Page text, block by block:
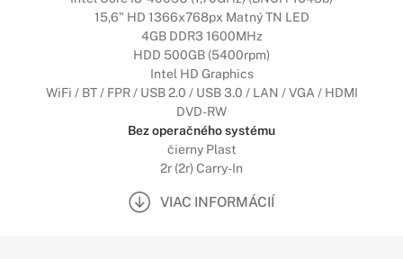
15,6" HD 1366x768px Matný TN LED
4GB DDR3 1600MHz
HDD 500GB (5400rpm)
Intel HD Graphics
WiFi / BT / FPR / USB 2.0 / USB 3.0 / LAN / VGA / HDMI
DVD-RW
Bez operačného systému
čierny Plast
2r (2r) Carry-In
VIAC INFORMÁCIÍ